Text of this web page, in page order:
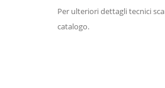
Per ulteriori dettagli tecnici
catalogo.